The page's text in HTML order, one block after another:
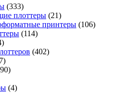
(333)
плоттеры (21)
принтеры (106)
(114)
(402)
(4)